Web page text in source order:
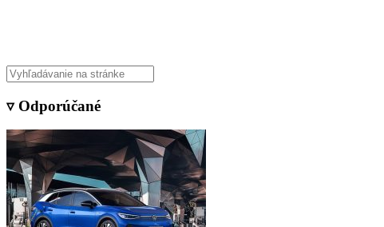
▿ Odporúčané